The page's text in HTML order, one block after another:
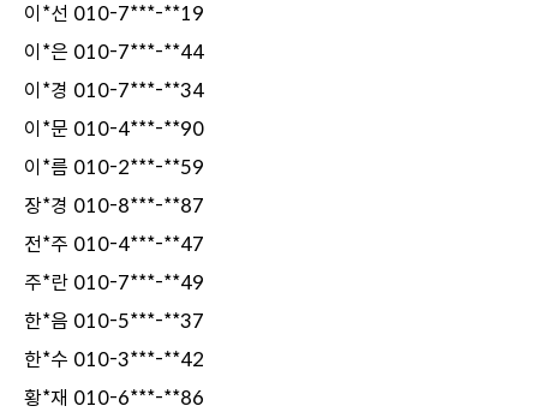
이*선 010-7***-**19
이*은 010-7***-**44
이*경 010-7***-**34
이*문 010-4***-**90
이*름 010-2***-**59
장*경 010-8***-**87
전*주 010-4***-**47
주*란 010-7***-**49
한*음 010-5***-**37
한*수 010-3***-**42
황*재 010-6***-**86